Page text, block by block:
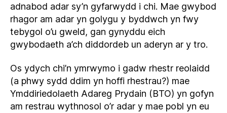
adnabod adar sy’n gyfarwydd i chi. Mae gwybod
rhagor am adar yn golygu y byddwch yn fwy
tebygol o’u gweld, gan gynyddu eich
gwybodaeth a’ch diddordeb un aderyn ar y tro.
Os ydych chi’n ymrwymo i gadw rhestr reolaidd
(a phwy sydd ddim yn hoffi rhestrau?) mae
Ymddiriedolaeth Adareg Prydain (BTO) yn gofyn
am restrau wythnosol o’r adar y mae pobl yn eu